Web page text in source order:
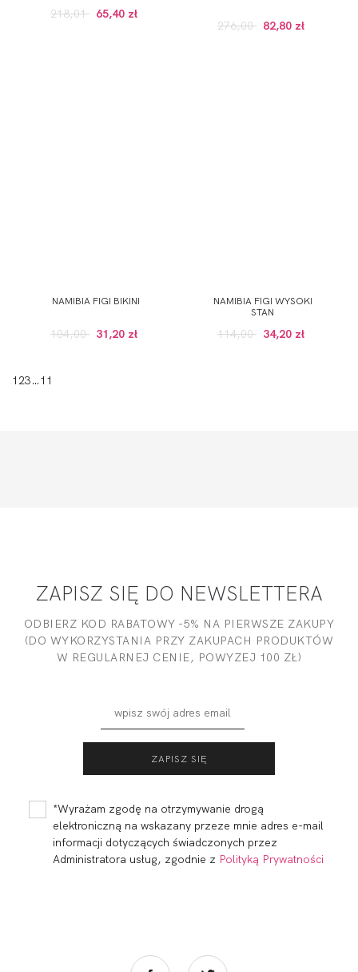
218,01 65,40 zł
276,00 82,80 zł
NAMIBIA FIGI BIKINI
104,00 31,20 zł
NAMIBIA FIGI WYSOKI
STAN
114,00 34,20 zł
1 23…11
ZAPISZ SIĘ DO NEWSLETTERA
ODBIERZ KOD RABATOWY -5% NA PIERWSZE ZAKUPY
(DO WYKORZYSTANIA PRZY ZAKUPACH PRODUKTÓW
W REGULARNEJ CENIE, POWYZEJ 100 ZŁ)
*Wyrażam zgodę na otrzymywanie drogą
elektroniczną na wskazany przeze mnie adres e-mail
informacji dotyczących świadczonych przez
Administratora usług, zgodnie z Polityką Prywatności